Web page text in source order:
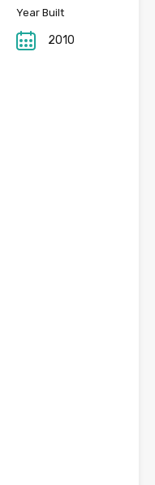
Year Built
2010